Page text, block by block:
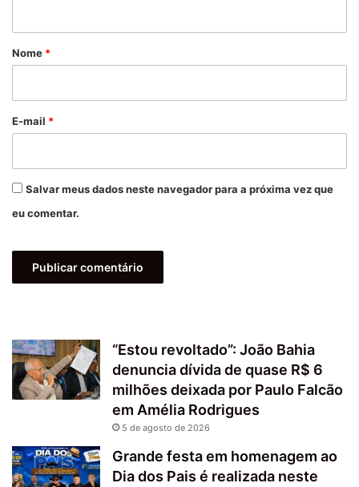
r
*
Nome *
E-mail *
Salvar meus dados neste navegador para a próxima vez que
eu comentar.
“Estou revoltado”: João Bahia
denuncia dívida de quase R$ 6
milhões deixada por Paulo Falcão
em Amélia Rodrigues
5 de agosto de 2026
Grande festa em homenagem ao
Dia dos Pais é realizada neste